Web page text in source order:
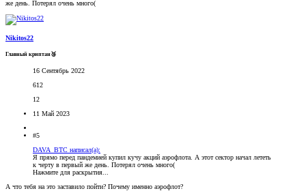
же день. Потерял очень много(
Nikitos22
Главный криптан🥉
16 Сентябрь 2022
612
12
11 Май 2023
#5
DAVA_BTC написал(а):
Я прямо перед пандемией купил кучу акций аэрофлота. А этот сектор начал лететь
к черту в первый же день. Потерял очень много(
Нажмите для раскрытия...
А что тебя на это заставило пойти? Почему именно аэрофлот?